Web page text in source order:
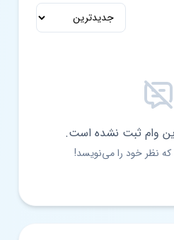
وام ثبت نشده است.
که نظر خود را می‌نویسد!